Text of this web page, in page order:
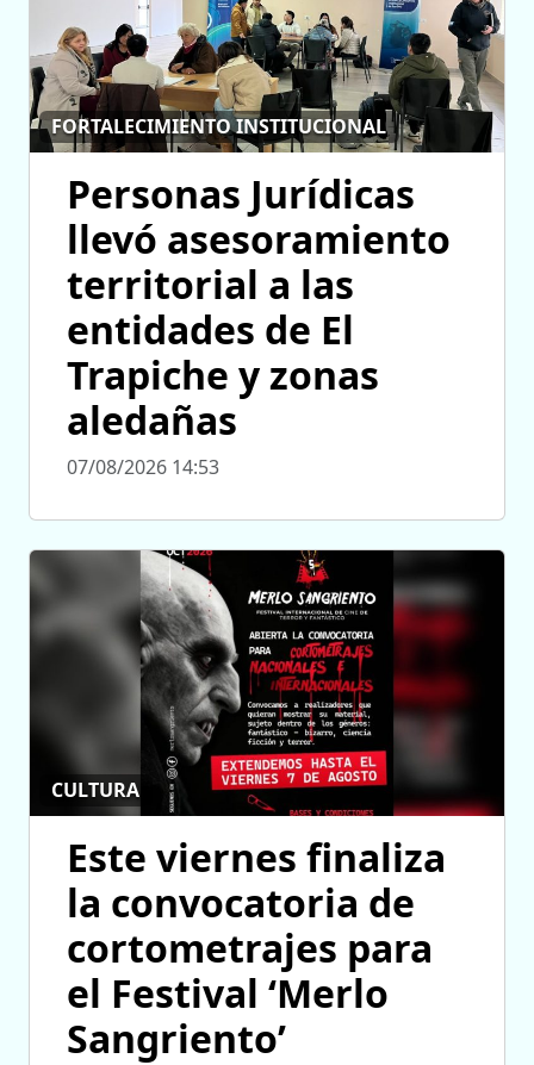
FORTALECIMIENTO INSTITUCIONAL
Personas Jurídicas
llevó asesoramiento
territorial a las
entidades de El
Trapiche y zonas
aledañas
07/08/2026 14:53
CULTURA
Este viernes finaliza
la convocatoria de
cortometrajes para
el Festival ‘Merlo
Sangriento’